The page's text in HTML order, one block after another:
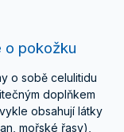
o pokožku
o sobě celulitidu
doplňkem
obsahují látky
mořské řasy),